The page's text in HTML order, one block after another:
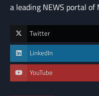
a leading NEWS portal
Twitter
LinkedIn
YouTube